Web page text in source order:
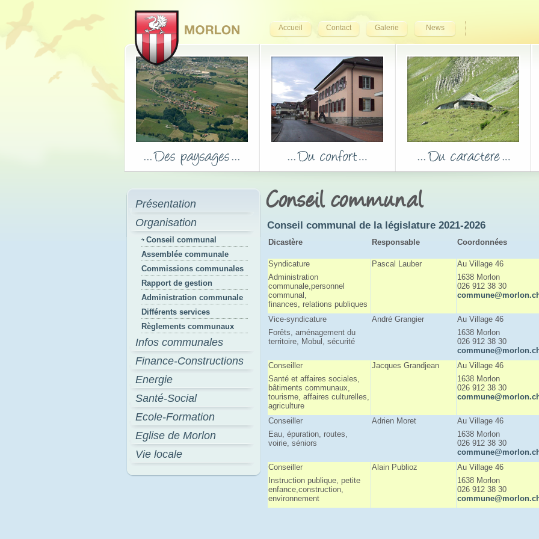
Accueil Contact Galerie News
Présentation
Organisation
Conseil communal
Assemblée communale
Commissions communales
Rapport de gestion
Administration communale
Différents services
Règlements communaux
Infos communales
Finance-Constructions
Energie
Santé-Social
Ecole-Formation
Eglise de Morlon
Vie locale
Conseil communal
Conseil communal de la législature 2021-2026
Dicastère Responsable Coordonnées
Syndicature
Administration
communale,personnel
communal,
finances, relations publiques
Pascal Lauber
Au Village 46
1638 Morlon
026 912 38 30
Vice-syndicature
Forêts, aménagement du
territoire, Mobul, sécurité
André Grangier
Au Village 46
1638 Morlon
026 912 38 30
Conseiller
Santé et affaires sociales,
bâtiments communaux,
tourisme, affaires culturelles,
agriculture
Jacques Grandjean
Au Village 46
1638 Morlon
026 912 38 30
Conseiller
Eau, épuration, routes,
voirie, séniors
Adrien Moret
Au Village 46
1638 Morlon
026 912 38 30
Conseiller
Instruction publique, petite
enfance,construction,
environnement
Alain Publioz
Au Village 46
1638 Morlon
026 912 38 30